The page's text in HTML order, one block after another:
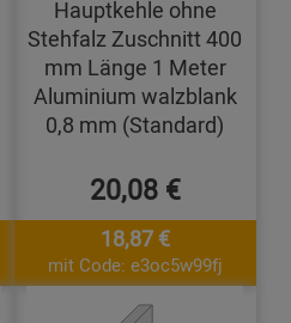
Hauptkehle ohne
Stehfalz Zuschnitt 400
mm Länge 1 Meter
Aluminium walzblank
0,8 mm (Standard)
20,08 €
18,87 €
mit Code: e3oc5w99fj